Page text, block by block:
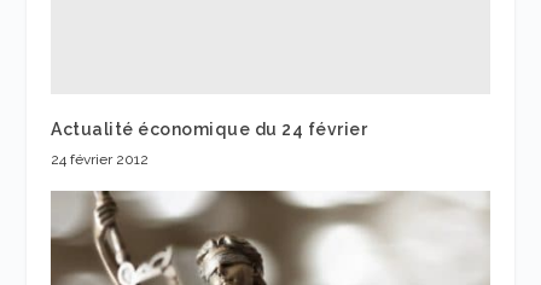
Actualité économique du 24 février
24 février 2012